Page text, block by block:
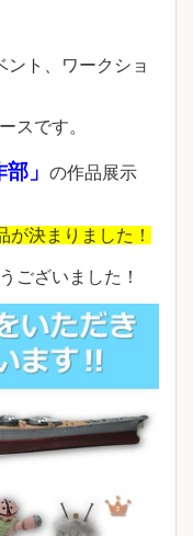
ント、ワークショ
スです。
」 の作品展示
が決まりました ！
ございました！